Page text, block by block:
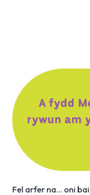
A fydd
rywun am
Fel arfer na… oni